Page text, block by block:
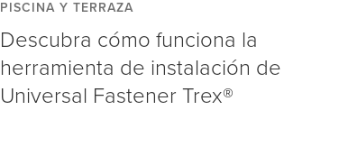
PISCINA Y TERRAZA
Descubra cómo funciona la
herramienta de instalación de
Universal Fastener Trex®